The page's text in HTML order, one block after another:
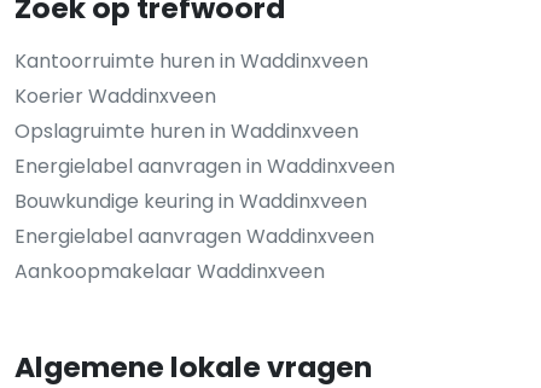
Kantoorruimte huren in Waddinxveen
Koerier Waddinxveen
Opslagruimte huren in Waddinxveen
Energielabel aanvragen in Waddinxveen
Bouwkundige keuring in Waddinxveen
Energielabel aanvragen Waddinxveen
Aankoopmakelaar Waddinxveen
Algemene lokale vragen